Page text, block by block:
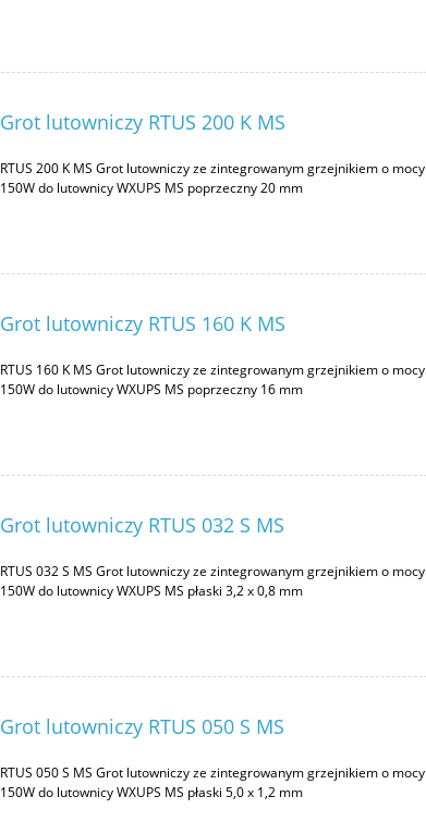
Grot lutowniczy RTUS 200 K MS
RTUS 200 K MS Grot lutowniczy ze zintegrowanym grzejnikiem o mocy
150W do lutownicy WXUPS MS poprzeczny 20 mm
Grot lutowniczy RTUS 160 K MS
RTUS 160 K MS Grot lutowniczy ze zintegrowanym grzejnikiem o mocy
150W do lutownicy WXUPS MS poprzeczny 16 mm
Grot lutowniczy RTUS 032 S MS
RTUS 032 S MS Grot lutowniczy ze zintegrowanym grzejnikiem o mocy
150W do lutownicy WXUPS MS płaski 3,2 x 0,8 mm
Grot lutowniczy RTUS 050 S MS
RTUS 050 S MS Grot lutowniczy ze zintegrowanym grzejnikiem o mocy
150W do lutownicy WXUPS MS płaski 5,0 x 1,2 mm